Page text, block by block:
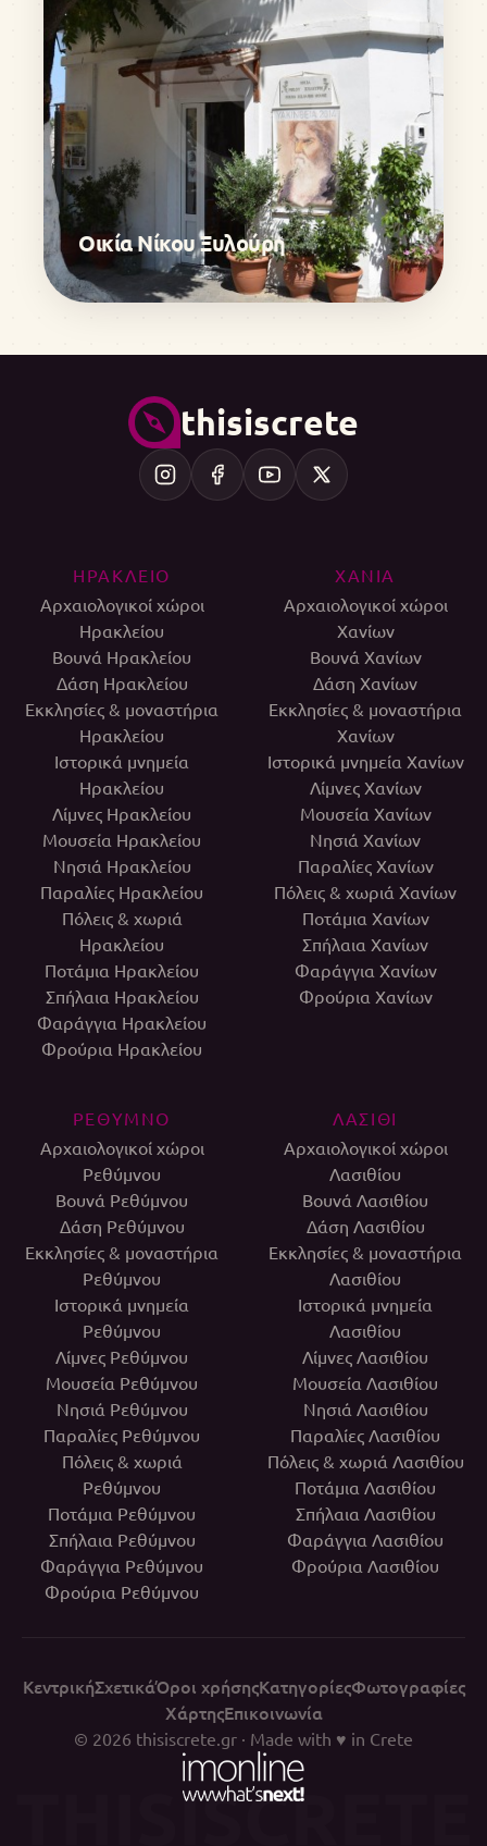
Οικία Νίκου Ξυλούρη
thisiscrete
ΗΡΑΚΛΕΙΟ
Αρχαιολογικοί χώροι
Ηρακλείου
Βουνά Ηρακλείου
Δάση Ηρακλείου
Εκκλησίες & μοναστήρια
Ηρακλείου
Ιστορικά μνημεία
Ηρακλείου
Λίμνες Ηρακλείου
Μουσεία Ηρακλείου
Νησιά Ηρακλείου
Παραλίες Ηρακλείου
Πόλεις & χωριά
Ηρακλείου
Ποτάμια Ηρακλείου
Σπήλαια Ηρακλείου
Φαράγγια Ηρακλείου
Φρούρια Ηρακλείου
ΧΑΝΙΑ
Αρχαιολογικοί χώροι
Χανίων
Βουνά Χανίων
Δάση Χανίων
Εκκλησίες & μοναστήρια
Χανίων
Ιστορικά μνημεία Χανίων
Λίμνες Χανίων
Μουσεία Χανίων
Νησιά Χανίων
Παραλίες Χανίων
Πόλεις & χωριά Χανίων
Ποτάμια Χανίων
Σπήλαια Χανίων
Φαράγγια Χανίων
Φρούρια Χανίων
ΡΕΘΥΜΝΟ
Αρχαιολογικοί χώροι
Ρεθύμνου
Βουνά Ρεθύμνου
Δάση Ρεθύμνου
Εκκλησίες & μοναστήρια
Ρεθύμνου
Ιστορικά μνημεία
Ρεθύμνου
Λίμνες Ρεθύμνου
Μουσεία Ρεθύμνου
Νησιά Ρεθύμνου
Παραλίες Ρεθύμνου
Πόλεις & χωριά
Ρεθύμνου
Ποτάμια Ρεθύμνου
Σπήλαια Ρεθύμνου
Φαράγγια Ρεθύμνου
Φρούρια Ρεθύμνου
ΛΑΣΙΘΙ
Αρχαιολογικοί χώροι
Λασιθίου
Βουνά Λασιθίου
Δάση Λασιθίου
Εκκλησίες & μοναστήρια
Λασιθίου
Ιστορικά μνημεία
Λασιθίου
Λίμνες Λασιθίου
Μουσεία Λασιθίου
Νησιά Λασιθίου
Παραλίες Λασιθίου
Πόλεις & χωριά Λασιθίου
Ποτάμια Λασιθίου
Σπήλαια Λασιθίου
Φαράγγια Λασιθίου
Φρούρια Λασιθίου
ΚεντρικήΣχετικάΌροι χρήσηςΚατηγορίεςΦωτογραφίες
ΧάρτηςΕπικοινωνία
© 2026 thisiscrete.gr · Made with ♥ in Crete
THISISCRETE